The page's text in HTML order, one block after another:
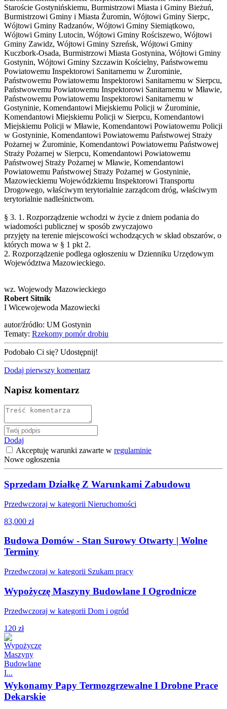
Staroście Gostynińskiemu, Burmistrzowi Miasta i Gminy Bieżuń,
Burmistrzowi Gminy i Miasta Żuromin, Wójtowi Gminy Sierpc,
Wójtowi Gminy Radzanów, Wójtowi Gminy Siemiątkowo,
Wójtowi Gminy Lutocin, Wójtowi Gminy Rościszewo, Wójtowi
Gminy Zawidz, Wójtowi Gminy Szreńsk, Wójtowi Gminy
Kuczbork-Osada, Burmistrzowi Miasta Gostynina, Wójtowi Gminy
Gostynin, Wójtowi Gminy Szczawin Kościelny, Państwowemu
Powiatowemu Inspektorowi Sanitarnemu w Żurominie,
Państwowemu Powiatowemu Inspektorowi Sanitarnemu w Sierpcu,
Państwowemu Powiatowemu Inspektorowi Sanitarnemu w Mławie,
Państwowemu Powiatowemu Inspektorowi Sanitarnemu w
Gostyninie, Komendantowi Miejskiemu Policji w Żurominie,
Komendantowi Miejskiemu Policji w Sierpcu, Komendantowi
Miejskiemu Policji w Mławie, Komendantowi Powiatowemu Policji
w Gostyninie, Komendantowi Powiatowemu Państwowej Straży
Pożarnej w Żurominie, Komendantowi Powiatowemu Państwowej
Straży Pożarnej w Sierpcu, Komendantowi Powiatowemu
Państwowej Straży Pożarnej w Mławie, Komendantowi
Powiatowemu Państwowej Straży Pożarnej w Gostyninie,
Mazowieckiemu Wojewódzkiemu Inspektorowi Transportu
Drogowego, właściwym terytorialnie zarządcom dróg, właściwym
terytorialnie nadleśnictwom.
§ 3. 1. Rozporządzenie wchodzi w życie z dniem podania do
wiadomości publicznej w sposób zwyczajowo
przyjęty na terenie miejscowości wchodzących w skład obszarów, o
których mowa w § 1 pkt 2.
2. Rozporządzenie podlega ogłoszeniu w Dzienniku Urzędowym
Województwa Mazowieckiego.
wz. Wojewody Mazowieckiego
Robert Sitnik
I Wicewojewoda Mazowiecki
autor/źródło: UM Gostynin
Tematy: Rzekomy pomór drobiu
Podobało Ci się? Udostępnij!
Dodaj pierwszy komentarz
Napisz komentarz
Dodaj
Akceptuję warunki zawarte w regulaminie
Nowe ogłoszenia
Sprzedam Działkę Z Warunkami Zabudowu
Przedwczoraj w kategorii Nieruchomości
83,000 zł
Budowa Domów - Stan Surowy Otwarty | Wolne
Terminy
Przedwczoraj w kategorii Szukam pracy
Wypożyczę Maszyny Budowlane I Ogrodnicze
Przedwczoraj w kategorii Dom i ogród
120 zł
Wykonamy Papy Termozgrzewalne I Drobne Prace
Dekarskie